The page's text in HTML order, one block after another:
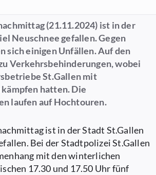
(21.11.2024) ist in der
Neuschnee gefallen. Gegen
sich einigen Unfällen. Auf den
Verkehrsbehinderungen, wobei
St.Gallen mit
hatten. Die
laufen auf Hochtouren.
ist in der Stadt St.Gallen
Bei der Stadtpolizei St.Gallen
mit den winterlichen
17.30 und 17.50 Uhr fünf